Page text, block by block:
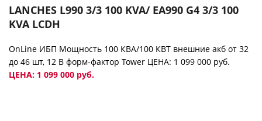
LANCHES L990 3/3 100 KVA/ EA990 G4 3/3 100
KVA LCDH
OnLine ИБП Мощность 100 КВА/100 КВТ внешние акб от 32
до 46 шт, 12 В форм-фактор Tower ЦЕНА: 1 099 000 руб.
ЦЕНА: 1 099 000 руб.